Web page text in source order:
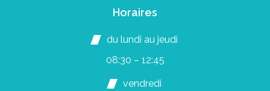
Horaires
du lundi au jeudi
08:30 – 12:45
vendredi